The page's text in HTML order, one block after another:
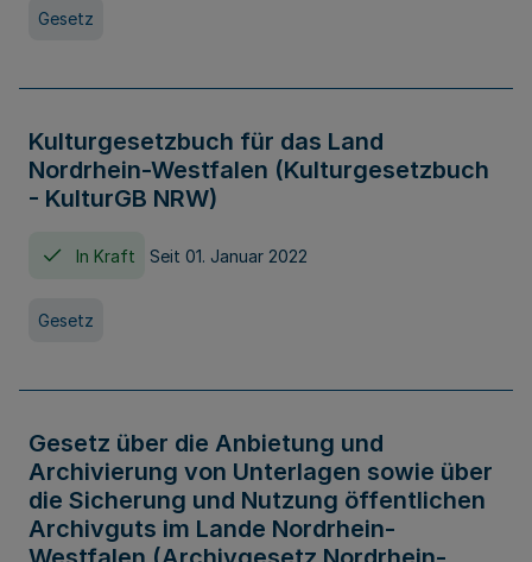
Gesetz
Kulturgesetzbuch für das Land
Nordrhein-Westfalen (Kulturgesetzbuch
- KulturGB NRW)
In Kraft Seit 01. Januar 2022
Gesetz
Gesetz über die Anbietung und
Archivierung von Unterlagen sowie über
die Sicherung und Nutzung öffentlichen
Archivguts im Lande Nordrhein-